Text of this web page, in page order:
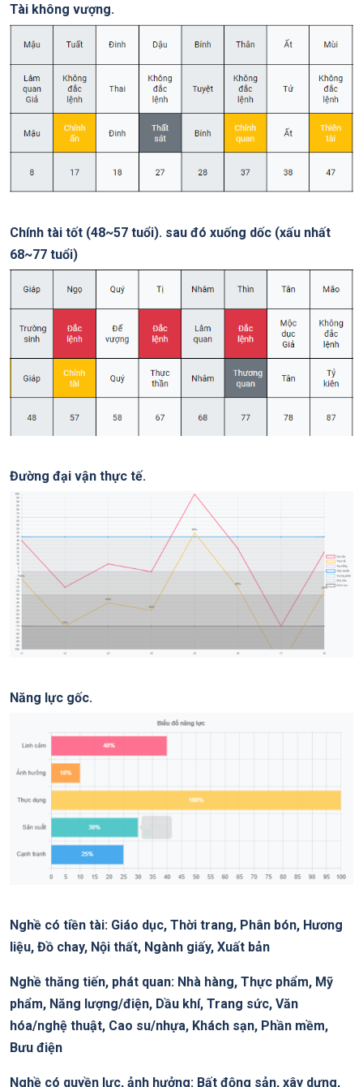
Tài không vượng.
Chính tài tốt (48~57 tuổi). sau đó xuống dốc (xấu nhất
68~77 tuổi)
Đường đại vận thực tế.
Năng lực gốc.
Nghề có tiền tài: Giáo dục, Thời trang, Phân bón, Hương
liệu, Đồ chay, Nội thất, Ngành giấy, Xuất bản
Nghề thăng tiến, phát quan: Nhà hàng, Thực phẩm, Mỹ
phẩm, Năng lượng/điện, Dầu khí, Trang sức, Văn
hóa/nghệ thuật, Cao su/nhựa, Khách sạn, Phần mềm,
Bưu điện
Nghề có quyền lực, ảnh hưởng: Bất động sản, xây dựng,